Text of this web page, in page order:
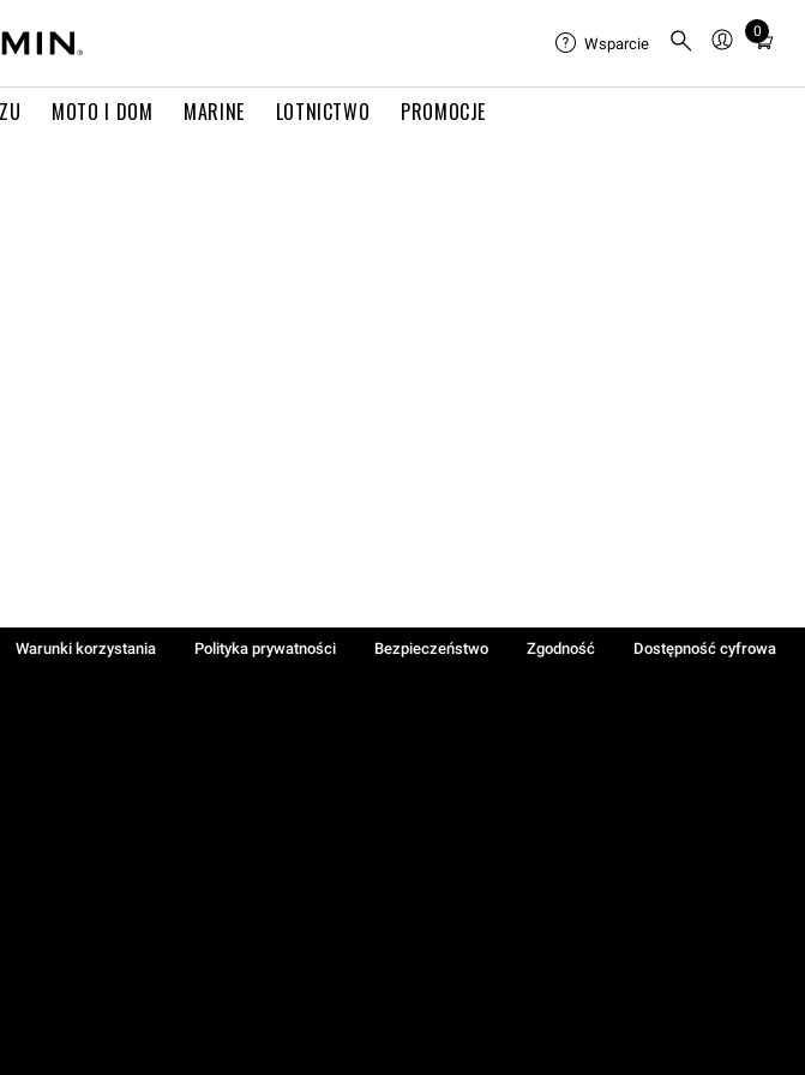
MOTO I DOM MARINE LOTNICTWO PROMOCJE
Wsparcie
0
Total
in
Warunki korzystania Polityka prywatności Bezpieczeństwo Zgodność
Dostępność cyfrowa